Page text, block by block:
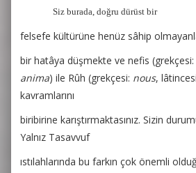
Siz burada, doğru dürüst bir
felsefe kültürüne henüz sâhip
bir hatâya düşmekte ve nefis (grekçesi:
anima) ile Rûh (grekçesi: nous,
kavramlarını
biribirine karıştırmaktasınız. Sizin
Yalnız Tasavvuf
ıstılahlarında bu farkın çok önemli